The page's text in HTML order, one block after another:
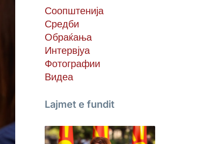
Соопштенија
Средби
Обраќања
Интервјуа
Фотографии
Видеа
Lajmet e fundit